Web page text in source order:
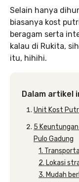
Selain hanya
biasanya kost
beragam serta
kalau di Rukita,
itu, hihihi.
Dalam artikel
Unit Kost
5
Pulo Gadung
1.
2. Lokasi
3. Mudah